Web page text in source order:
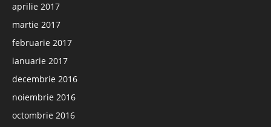
aprilie 2017
martie 2017
februarie 2017
ianuarie 2017
decembrie 2016
noiembrie 2016
octombrie 2016